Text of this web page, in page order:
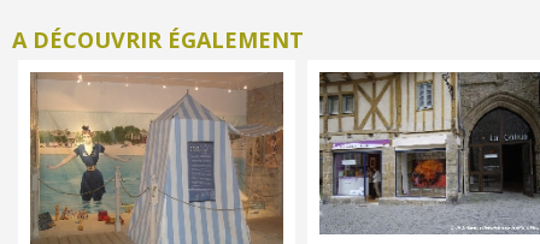
A DÉCOUVRIR ÉGALEMENT